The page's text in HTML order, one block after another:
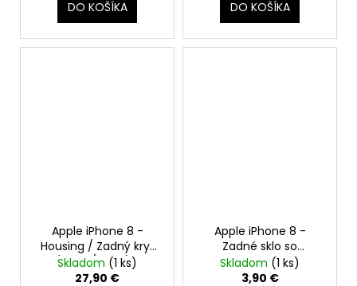
DO KOŠÍKA DO KOŠÍKA
Apple iPhone 8 -
Housing / Zadný kryt
(Zlatý / Gold) -
Original Apple
Skladom (1 ks)
27,90 €
Apple iPhone 8 -
Zadné sklo so
zväčšeným otvorom
na kameru +
Skladom (1 ks)
3,90 €